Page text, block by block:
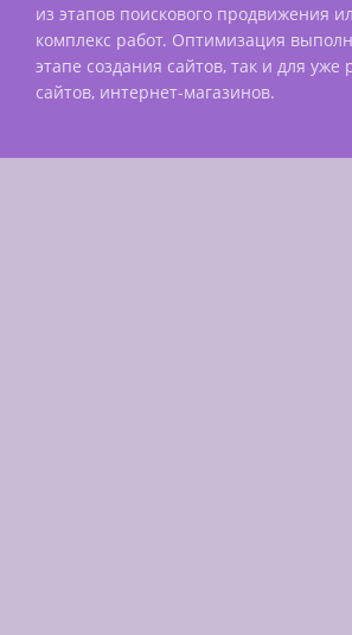
из этапов поискового продвижения
комплекс работ. Оптимизация
этапе создания сайтов, так и для
сайтов, интернет-магазинов.